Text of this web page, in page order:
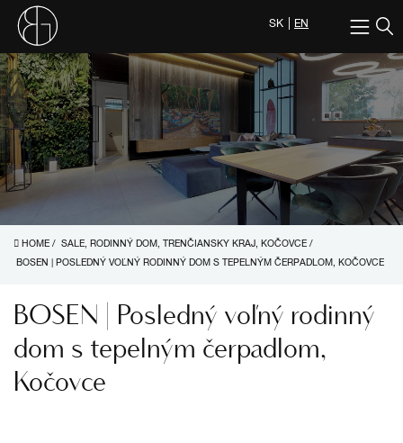
SK EN
HOME / SALE, RODINNÝ DOM, TRENČIANSKY KRAJ, KOČOVCE /
BOSEN | POSLEDNÝ VOĽNÝ RODINNÝ DOM S TEPELNÝM ČERPADLOM, KOČOVCE
BOSEN | Posledný voľný rodinný
dom s tepelným čerpadlom,
Kočovce